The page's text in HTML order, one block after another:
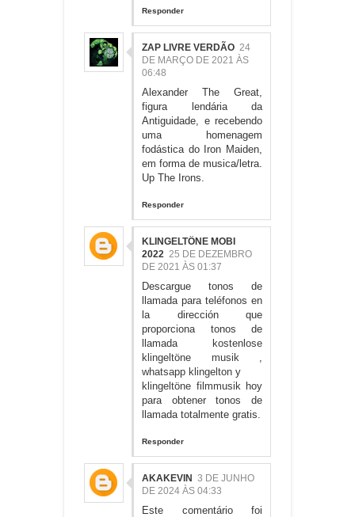
Responder
ZAP LIVRE VERDÃO 24
DE MARÇO DE 2021 ÀS
06:48
Alexander The Great,
figura lendária da
Antiguidade, e recebendo
uma homenagem
fodástica do Iron Maiden,
em forma de musica/letra.
Up The Irons.
Responder
KLINGELTÖNE MOBI
2022 25 DE DEZEMBRO
DE 2021 ÀS 01:37
Descargue tonos de
llamada para teléfonos en
la dirección que
proporciona tonos de
llamada kostenlose
klingeltöne musik
whatsapp klingelton y
klingeltöne filmmusik hoy
para obtener tonos de
llamada totalmente gratis.
Responder
AKAKEVIN 3 DE JUNHO
DE 2024 ÀS 04:33
Este comentário foi